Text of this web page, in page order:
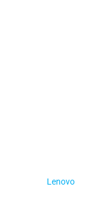
Lenovo